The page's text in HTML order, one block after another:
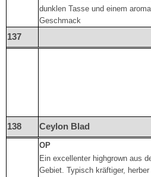
dunklen Tasse und einem
Geschmack
137
138 Ceylon Blad
OP
Ein excellenter highgrown aus
Gebiet. Typisch kräftiger,